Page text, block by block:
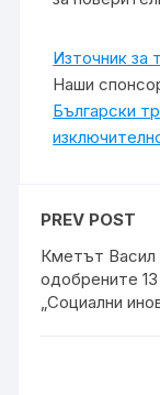
Източник за
Наши
Български
PREV POST
Кметът Васил
одобрените
„Социални